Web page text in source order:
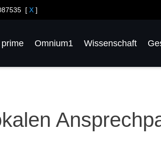
[X ]
Omnium1 Wissenschaft